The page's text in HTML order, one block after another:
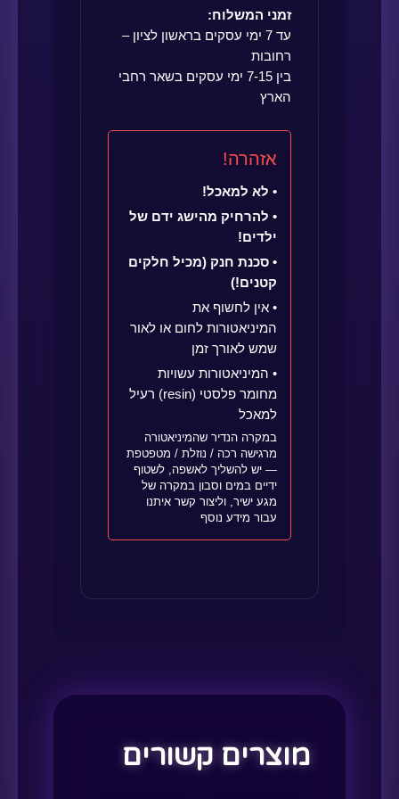
זמני המשלוח:
עד 7 ימי עסקים בראשון לציון –
רחובות
בין 7-15 ימי עסקים בשאר רחבי
הארץ
אזהרה!
• לא למאכל!
• להרחיק מהישג ידם של
ילדים!
• סכנת חנק (מכיל חלקים
קטנים!)
• אין לחשוף את
המיניאטורות לחום או לאור
שמש לאורך זמן
• המיניאטורות עשויות
מחומר פלסטי (resin) רעיל
למאכל
במקרה הנדיר שהמיניאטורה
מרגישה רכה / נוזלת / מטפטפת
— יש להשליך לאשפה, לשטוף
ידיים במים וסבון במקרה של
מגע ישיר, וליצור קשר איתנו
עבור מידע נוסף
מוצרים קשורים